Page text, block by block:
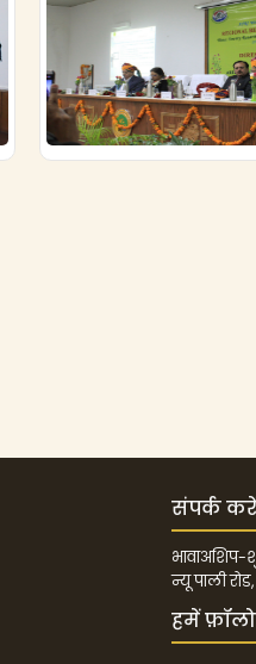
संपर्क करें
न्यू पाली
हमें